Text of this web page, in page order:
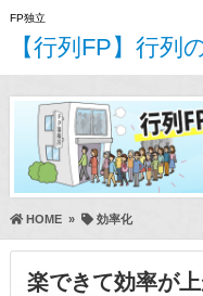
FP独立
【行列FP】行列
HOME» 効率化
楽できて効率が